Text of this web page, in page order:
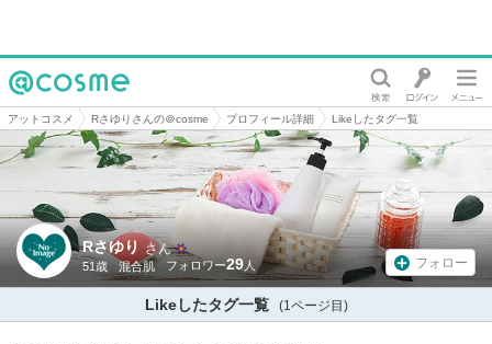
@cosme
アットコスメ Rさゆりさんの＠cosme プロフィール詳細 Likeしたタグ一覧
Rさゆり さん
51歳 混合肌 29 フォロー
Likeしたタグ一覧 (1ページ目)